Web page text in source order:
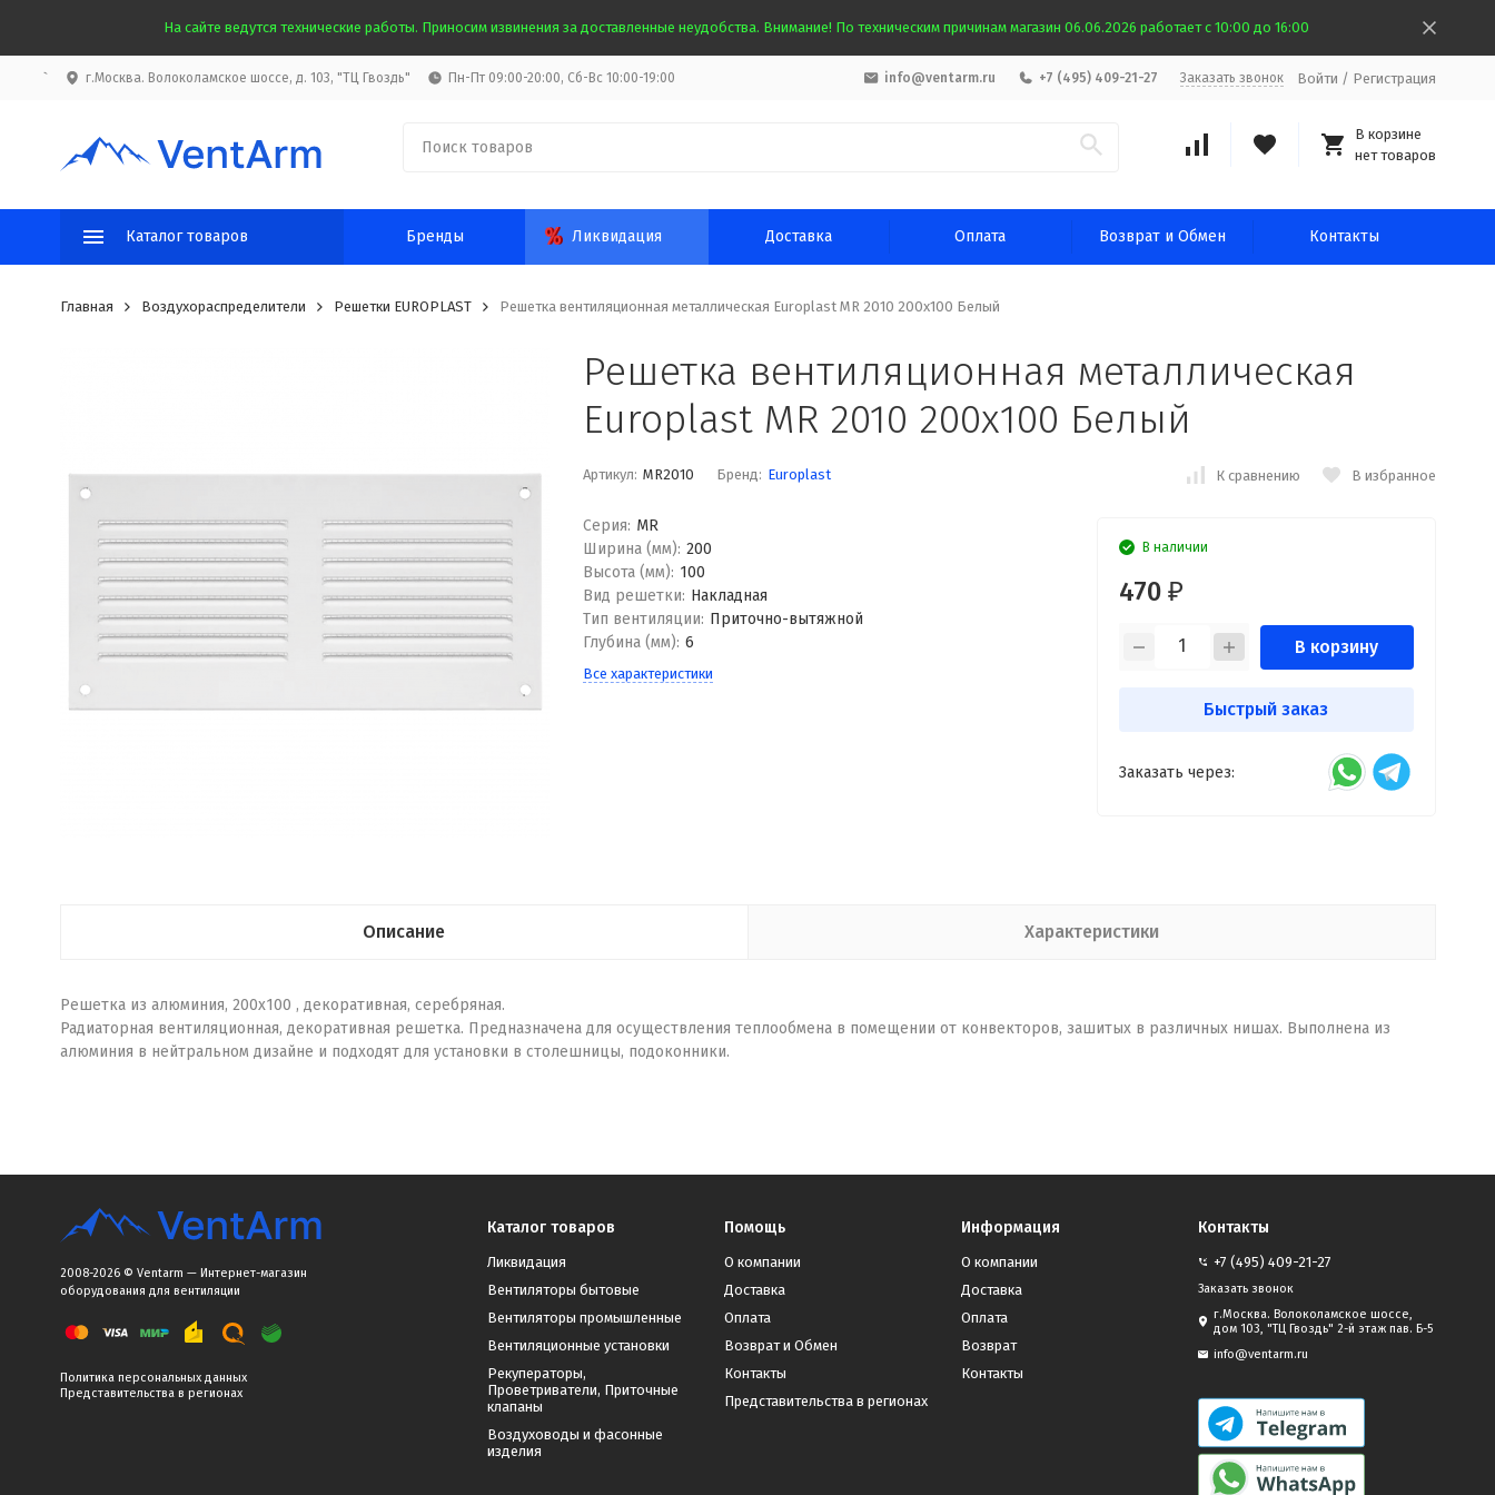
На сайте ведутся технические работы. Приносим извинения за доставленные неудобства. Внимание! По техническим причинам магазин 06.06.2026 работает с 10:00 до 16:00
` г.Москва. Волоколамское шоссе, д. 103, "ТЦ Гвоздь" Пн-Пт 09:00-20:00, Сб-Вс 10:00-19:00 info@ventarm.ru +7 (495) 409-21-27 Заказать звонок Войти / Регистрация
В корзине
нет товаров
Каталог товаров Бренды Ликвидация Доставка Оплата Возврат и Обмен Контакты
Главная Воздухораспределители Решетки EUROPLAST Решетка вентиляционная металлическая Europlast MR 2010 200х100 Белый
Решетка вентиляционная металлическая
Europlast MR 2010 200х100 Белый
Артикул: MR2010 Бренд: Europlast К сравнению В избранное
Серия: MR
Ширина (мм): 200
Высота (мм): 100
Вид решетки: Накладная
Тип вентиляции: Приточно-вытяжной
Глубина (мм): 6
Все характеристики
В наличии
470 ₽
В корзину
Быстрый заказ
Заказать через:
Описание Характеристики
Решетка из алюминия, 200х100 , декоративная, серебряная.
Радиаторная вентиляционная, декоративная решетка. Предназначена для осуществления теплообмена в помещении от конвекторов, зашитых в различных нишах. Выполнена из
алюминия в нейтральном дизайне и подходят для установки в столешницы, подоконники.
2008-2026 © Ventarm — Интернет-магазин
оборудования для вентиляции
Политика персональных данных
Представительства в регионах
Каталог товаров
Ликвидация
Вентиляторы бытовые
Вентиляторы промышленные
Вентиляционные установки
Рекуператоры,
Проветриватели, Приточные
клапаны
Воздуховоды и фасонные
изделия
Помощь
О компании
Доставка
Оплата
Возврат и Обмен
Контакты
Представительства в регионах
Информация
О компании
Доставка
Оплата
Возврат
Контакты
Контакты
+7 (495) 409-21-27
Заказать звонок
г.Москва. Волоколамское шоссе,
дом 103, "ТЦ Гвоздь" 2-й этаж пав. Б-5
info@ventarm.ru